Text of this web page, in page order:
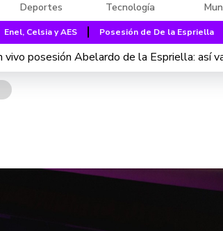
Deportes Tecnología
Enel, Celsia y AES Posesión de De la Espriella
vivo posesión Abelardo de la Espriella: así